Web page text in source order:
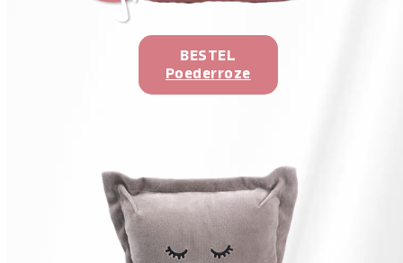
BESTEL
Poederroze